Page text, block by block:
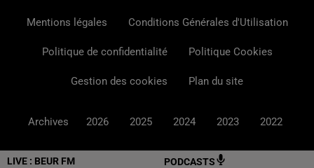
LIVE : BEUR FM PODCASTS
Mentions légales Conditions Générales d'Utilisation
Politique de confidentialité Politique Cookies
Gestion des cookies Plan du site
Archives 2026 2025 2024 2023 2022